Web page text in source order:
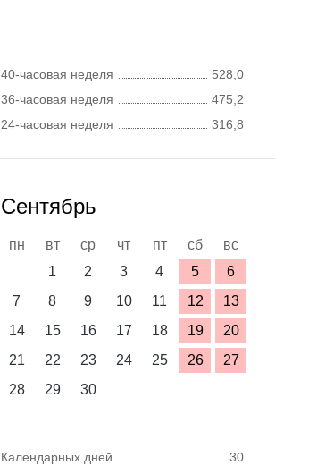
40-часовая неделя
528,0
36-часовая неделя
475,2
24-часовая неделя
316,8
Сентябрь
пн вт ср чт пт сб
вс
1
2 3 4 5
6
7
8 9 10 11 12
13
14
15 16 17 18 19
20
21
22 23 24 25 26
27
28
29 30
Календарных дней
30